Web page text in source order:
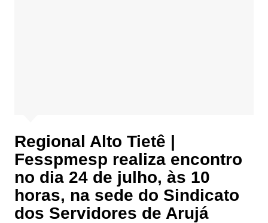
Regional Alto Tietê |
Fesspmesp realiza encontro
no dia 24 de julho, às 10
horas, na sede do Sindicato
dos Servidores de Arujá